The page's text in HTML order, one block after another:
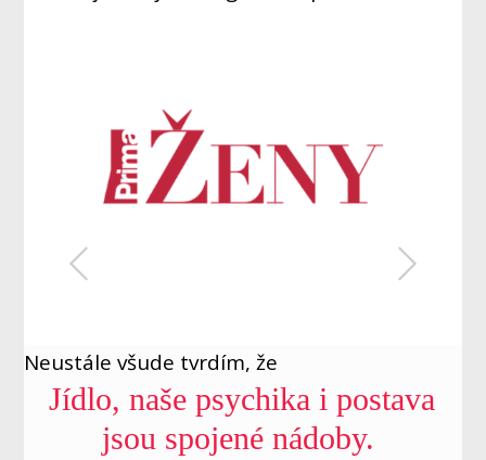
Neustále všude tvrdím, že
Jídlo, naše psychika i postava
jsou spojené nádoby.